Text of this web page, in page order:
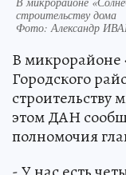
строительству дома
Фото:Александр
В
Городского
строительству
этом ДАН
полномочия